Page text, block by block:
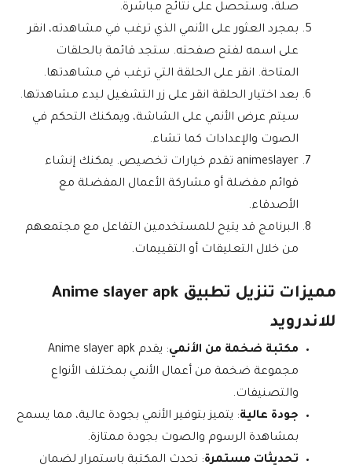
صلة، وستحصل على نتائج مباشرة.
بمجرد العثور على الأنمي الذي ترغب في مشاهدته، انقر
على اسمه لفتح صفحته. ستجد قائمة بالحلقات
المتاحة. انقر على الحلقة التي ترغب في مشاهدتها.
بعد اختيار الحلقة انقر على زر التشغيل لبدء مشاهدتها.
سيتم عرض الأنمي على الشاشة، ويمكنك التحكم في
الصوت والإعدادات كما تشاء.
animeslayer تقدم خيارات تخصيص. يمكنك إنشاء
قوائم مفضلة أو مشاركة الأعمال المفضلة مع
الأصدقاء.
البرنامج قد يتيح للمستخدمين التفاعل مع مجتمعهم
من خلال التعليقات أو التقييمات.
مميزات تنزيل تطبيق Anime slayer apk
للاندرويد
مكتبة ضخمة من الأنمي
: يقدم Anime slayer apk
مجموعة ضخمة من أعمال الأنمي بمختلف الأنواع
والتصنيفات.
جودة عالية: يتميز بتوفير الأنمي بجودة عالية، مما يسمح
بمشاهدة الرسوم والصوت بجودة ممتازة.
تحديثات مستمرة: تحدث المكتبة باستمرار لضمان